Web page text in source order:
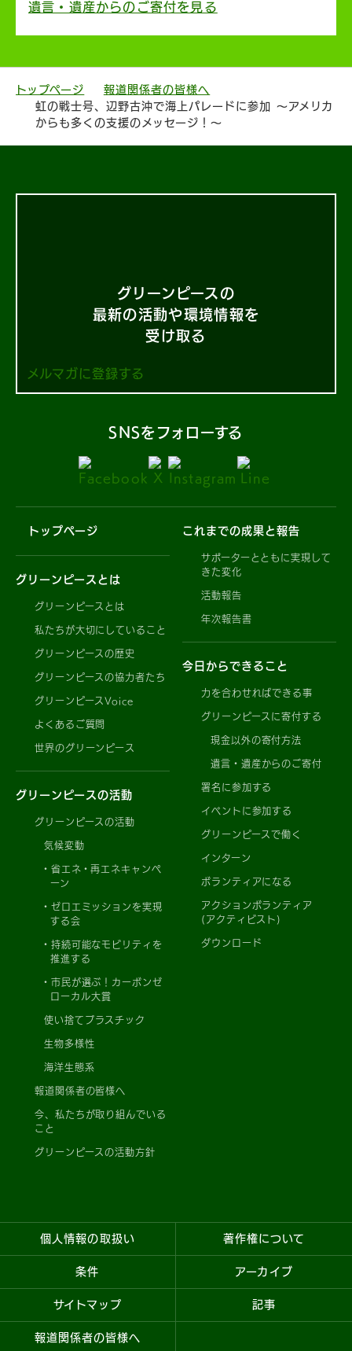
遺言・遺産からのご寄付を見る
トップページ
報道関係者の皆様へ
虹の戦士号、辺野古沖で海上パレードに参加 ～アメリカ
からも多くの支援のメッセージ！～
グリーンピースの
最新の活動や環境情報を
受け取る
メルマガに登録する
SNSをフォローする
トップページ
グリーンピースとは
グリーンピースとは
私たちが大切にしていること
グリーンピースの歴史
グリーンピースの協力者たち
グリーンピースVoice
よくあるご質問
世界のグリーンピース
グリーンピースの活動
グリーンピースの活動
気候変動
省エネ・再エネキャンペ
ーン
ゼロエミッションを実現
する会
持続可能なモビリティを
推進する
市民が選ぶ！カーボンゼ
ローカル大賞
使い捨てプラスチック
生物多様性
海洋生態系
報道関係者の皆様へ
今、私たちが取り組んでいる
こと
グリーンピースの活動方針
これまでの成果と報告
サポーターとともに実現して
きた変化
活動報告
年次報告書
今日からできること
力を合わせればできる事
グリーンピースに寄付する
現金以外の寄付方法
遺言・遺産からのご寄付
署名に参加する
イベントに参加する
グリーンピースで働く
インターン
ボランティアになる
アクションボランティア
(アクティビスト)
ダウンロード
個人情報の取扱い 著作権について
条件 アーカイブ
サイトマップ 記事
報道関係者の皆様へ